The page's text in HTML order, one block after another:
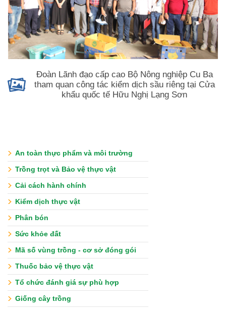
Đoàn Lãnh đạo cấp cao Bộ Nông nghiệp Cu Ba
tham quan công tác kiểm dịch sầu riêng tại Cửa
khẩu quốc tế Hữu Nghị Lạng Sơn
An toàn thực phẩm và môi trường
Trồng trọt và Bảo vệ thực vật
Cải cách hành chính
Kiểm dịch thực vật
Phân bón
Sức khỏe đất
Mã số vùng trồng - cơ sở đóng gói
Thuốc bảo vệ thực vật
Tổ chức đánh giá sự phù hợp
Giống cây trồng